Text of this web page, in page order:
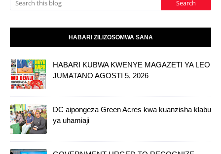
HABARI ZILIZOSOMWA SANA
HABARI KUBWA KWENYE MAGAZETI YA LEO
JUMATANO AGOSTI 5, 2026
DC aipongeza Green Acres kwa kuanzisha klabu
ya uhamiaji